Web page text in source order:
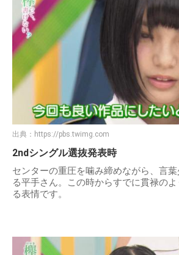
出典： https://pbs.twimg.com
2ndシングル選抜発表時
センターの重圧を噛み締めながら、言
る平手さん。この時からすでに貫禄の
る表情です。